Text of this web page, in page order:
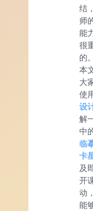
结
师
能
很
的
本
大
使
设
解
中
临
卡
及
开
动
能